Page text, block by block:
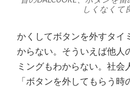
しくなくて
かくしてボタンを外すタイ
からない。そういえば他人
ミングもわからない。社会
「ボタンを外してもらう